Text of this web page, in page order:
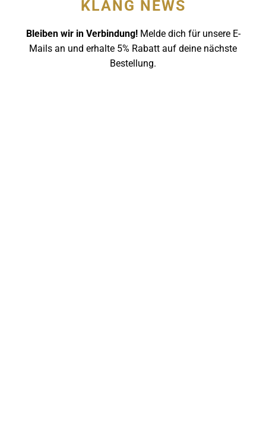
KLANG NEWS
Bleiben wir in Verbindung! Melde dich für unsere E-
Mails an und erhalte 5% Rabatt auf deine nächste
Bestellung.